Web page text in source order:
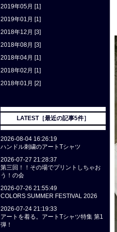
2019年05月 [1]
2019年01月 [1]
2018年12月 [3]
2018年08月 [3]
2018年04月 [1]
2018年02月 [1]
2018年01月 [2]
LATEST［最近の記事5件］
2026-08-04 16:26:19
ハンドル刺繍のアートTシャツ
2026-07-27 21:28:37
第三回！！その場でプリントしちゃお
う！の会
2026-07-26 21:55:49
COLORS SUMMER FESTIVAL 2026
2026-07-24 21:19:33
アートを着る。アートTシャツ特集 第1
弾！